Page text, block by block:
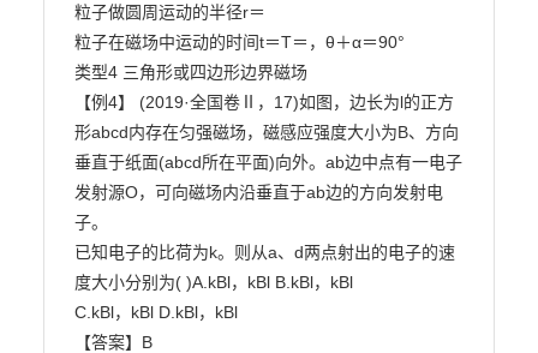
粒子做圆周运动的半径r＝
粒子在磁场中运动的时间t＝T＝，θ＋α＝90°
类型4 三角形或四边形边界磁场
【例4】 (2019·全国卷Ⅱ，17)如图，边长为l的正方
形abcd内存在匀强磁场，磁感应强度大小为B、方向
垂直于纸面(abcd所在平面)向外。ab边中点有一电子
发射源O，可向磁场内沿垂直于ab边的方向发射电
子。
已知电子的比荷为k。则从a、d两点射出的电子的速
度大小分别为( )A.kBl，kBl B.kBl，kBl
C.kBl，kBl D.kBl，kBl
【答案】B